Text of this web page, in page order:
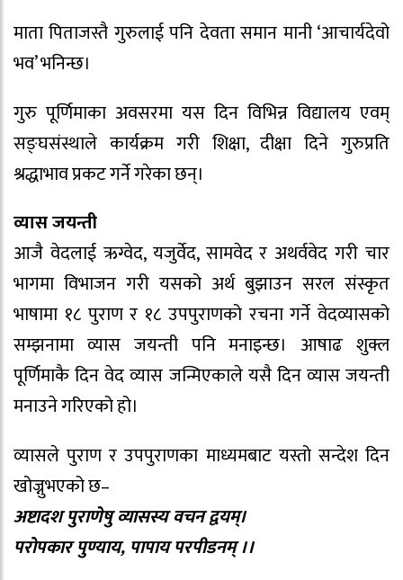
माता पिताजस्तै गुरुलाई पनि देवता समान मानी ‘आचार्यदेवो
भव’ भनिन्छ।
गुरु पूर्णिमाका अवसरमा यस दिन विभिन्न विद्यालय एवम्
सङ्घसंस्थाले कार्यक्रम गरी शिक्षा, दीक्षा दिने गुरुप्रति
श्रद्धाभाव प्रकट गर्ने गरेका छन्।
व्यास जयन्ती
आजै वेदलाई ऋग्वेद, यजुर्वेद, सामवेद र अथर्ववेद गरी चार
भागमा विभाजन गरी यसको अर्थ बुझाउन सरल संस्कृत
भाषामा १८ पुराण र १८ उपपुराणको रचना गर्ने वेदव्यासको
सम्झनामा व्यास जयन्ती पनि मनाइन्छ। आषाढ शुक्ल
पूर्णिमाकै दिन वेद व्यास जन्मिएकाले यसै दिन व्यास जयन्ती
मनाउने गरिएको हो।
व्यासले पुराण र उपपुराणका माध्यमबाट यस्तो सन्देश दिन
खोज्नुभएको छ–
अष्टादश पुराणेषु व्यासस्य वचन द्वयम्।
परोपकार पुण्याय, पापाय परपीडनम् ।।